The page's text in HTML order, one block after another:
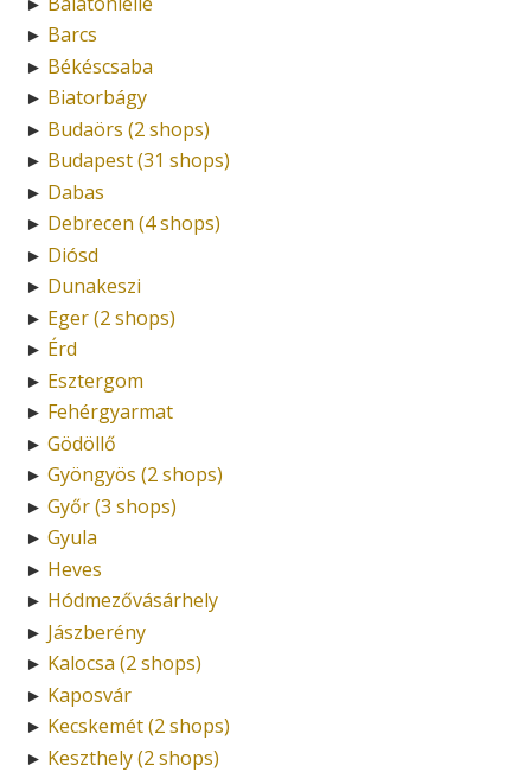
► Barcs
► Békéscsaba
► Biatorbágy
► Budaörs (2 shops)
► Budapest (31 shops)
► Dabas
► Debrecen (4 shops)
► Diósd
► Dunakeszi
► Eger (2 shops)
► Érd
► Esztergom
► Fehérgyarmat
► Gödöllő
► Gyöngyös (2 shops)
► Győr (3 shops)
► Gyula
► Heves
► Hódmezővásárhely
► Jászberény
► Kalocsa (2 shops)
► Kaposvár
► Kecskemét (2 shops)
► Keszthely (2 shops)